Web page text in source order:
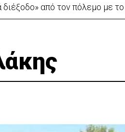
από τον πόλεμο με το